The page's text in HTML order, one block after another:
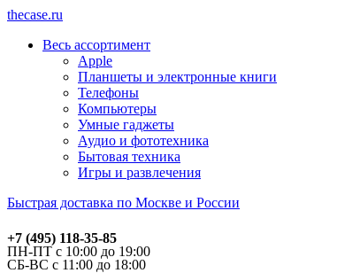
thecase.ru
Весь ассортимент
Apple
Планшеты и электронные книги
Телефоны
Компьютеры
Умные гаджеты
Аудио и фототехника
Бытовая техника
Игры и развлечения
Быстрая доставка по Москве и России
+7 (495) 118-35-85
ПН-ПТ с 10:00 до 19:00
СБ-ВС с 11:00 до 18:00